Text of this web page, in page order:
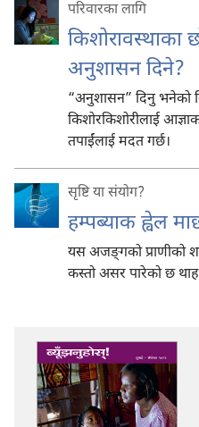
परिवारका लागि
किशोरावस्थाका
अनुशासन दिने?
“अनुशासन” दिनु भनेको
किशोरकिशोरीलाई
तपाईंलाई मदत गर्छ।
सृष्टि या संयोग?
हम्पब्याक ह्वेल
यस अजङ्‌गको प्राणीको
कस्तो असर पारेको छ